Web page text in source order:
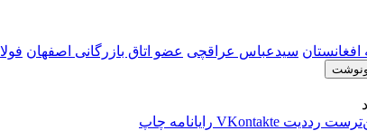
سيدعباس عراقچی عضو اتاق بازرگانی اصفهان
‫رددیت ‫VKontakte رایانامه چاپ